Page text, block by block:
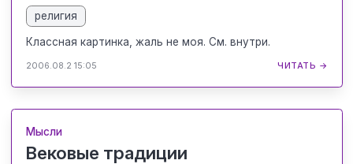
религия
Классная картинка, жаль не моя. См. внутри.
2006.08.2 15:05 ЧИТАТЬ →
Мысли
Вековые традиции